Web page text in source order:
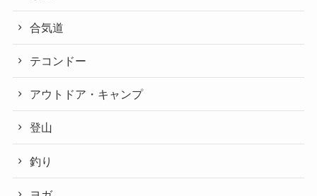
合気道
テコンドー
アウトドア・キャンプ
登山
釣り